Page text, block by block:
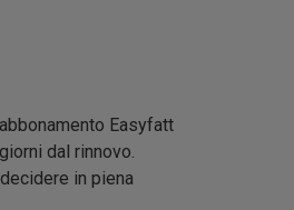
Easyfatt
dal rinnovo.
in piena